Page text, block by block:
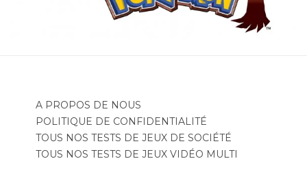
A PROPOS DE NOUS
POLITIQUE DE CONFIDENTIALITÉ
TOUS NOS TESTS DE JEUX DE SOCIÉTÉ
TOUS NOS TESTS DE JEUX VIDÉO MULTI